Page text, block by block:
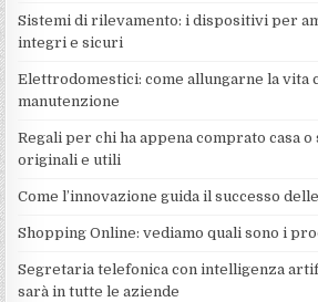
Sistemi di rilevamento: i dispositivi per
integri e sicuri
Elettrodomestici: come allungarne la vita
manutenzione
Regali per chi ha appena comprato casa
originali e utili
Come l’innovazione guida il successo
Shopping Online: vediamo quali sono i
Segretaria telefonica con intelligenza
sarà in tutte le aziende